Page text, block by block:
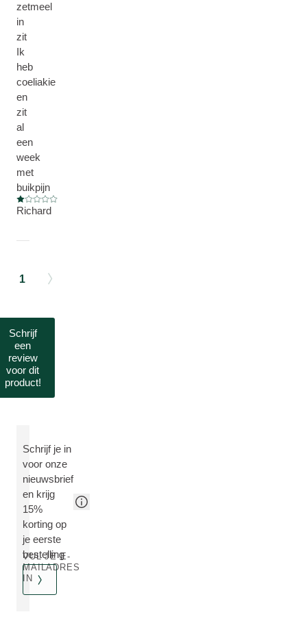
zetmeel
in
zit
Ik
heb
coeliakie
en
zit
al
een
week
met
buikpijn
Beoordeling: 1 van 5
Richard
1
Schrijf
een
review
voor dit
product!
Schrijf je in
voor onze
nieuwsbrief
en krijg
15%
korting op
je eerste
bestelling
VUL JE E-
MAILADRES
IN